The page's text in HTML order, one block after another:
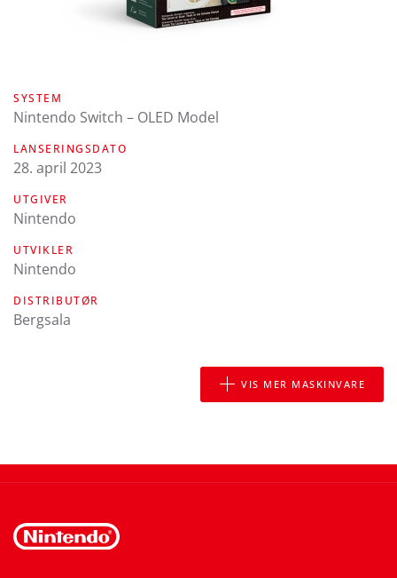
SYSTEM
Nintendo Switch – OLED Model
LANSERINGSDATO
28. april 2023
UTGIVER
Nintendo
UTVIKLER
Nintendo
DISTRIBUTØR
Bergsala
VIS MER MASKINVARE